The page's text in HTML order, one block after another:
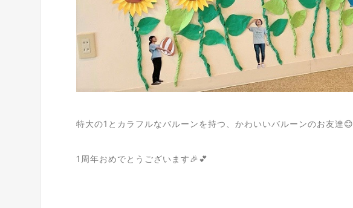
特大の1とカラフルなバルーンを持つ、かわいいバルーンのお友達😊
1周年おめでとうございます🎉💕